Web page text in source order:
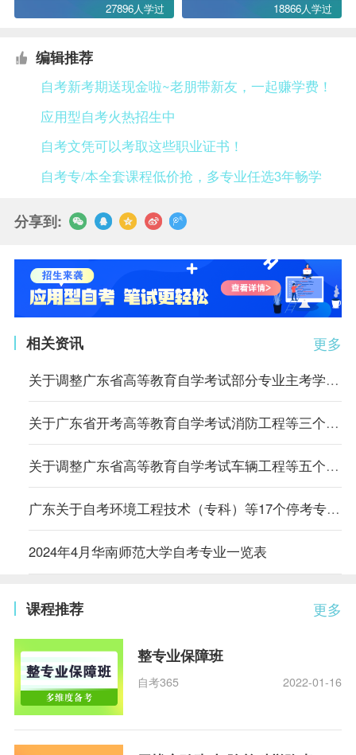
27896人学过 18866人学过
编辑推荐
自考新考期送现金啦~老朋带新友，一起赚学费！
应用型自考火热招生中
自考文凭可以考取这些职业证书！
自考专/本全套课程低价抢，多专业任选3年畅学
分享到:
更多
相关资讯
关于调整广东省高等教育自学考试部分专业主考学校的通知
关于广东省开考高等教育自学考试消防工程等三个专业的通知
关于调整广东省高等教育自学考试车辆工程等五个专业主考学校的通知
广东关于自考环境工程技术（专科）等17个停考专业毕业办理时间的通告
2024年4月华南师范大学自考专业一览表
更多
课程推荐
整专业保障班
自考365 2022-01-16